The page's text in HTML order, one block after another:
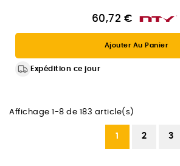
60,72 €
Ajouter Au Panier
Expédition ce jour
Affichage 1-8 de 183 article(s)
1 2 3